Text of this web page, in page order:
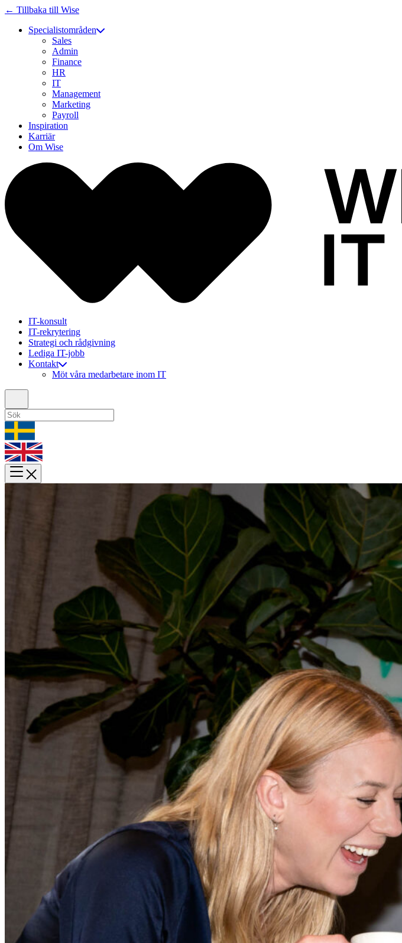
← Tillbaka till Wise
Specialistområden
Sales
Admin
Finance
HR
IT
Management
Marketing
Payroll
Inspiration
Karriär
Om Wise
IT-konsult
IT-rekrytering
Strategi och rådgivning
Lediga IT-jobb
Kontakt
Möt våra medarbetare inom IT